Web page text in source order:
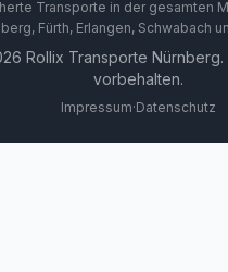
Transporte in der gesamten
Fürth, Erlangen, Schwabach
Rollix Transporte Nürnberg.
vorbehalten.
Impressum·Datenschutz